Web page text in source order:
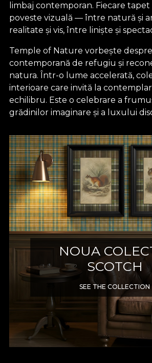
limbaj contemporan. Fiecare tapet
poveste vizuală — între natură și
realitate și vis, între liniște și
Temple of Nature vorbește
contemporană de refugiu și
natura. Într-o lume accelerată,
interioare care invită la
echilibru. Este o celebrare a
grădinilor imaginare și a luxului
NOUA
SCOTCH
SEE THE COLLECTION